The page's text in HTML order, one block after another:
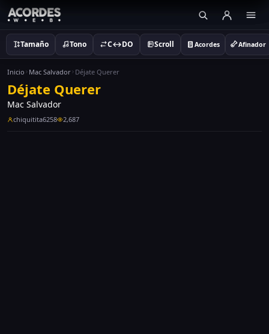
Tamaño Tono C↔DO Scroll Acordes Afinador
Inicio Mac Salvador Déjate Querer
Déjate Querer
Mac Salvador
chiquitita6258 2,687